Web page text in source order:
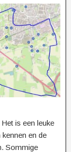
is een leuke
en de
Sommige